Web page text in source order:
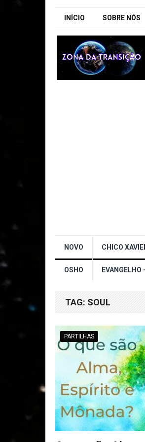
INÍCIO SOBRE NÓS
NOVO CHICO
OSHO
TAG: SOUL
PARTILHAS